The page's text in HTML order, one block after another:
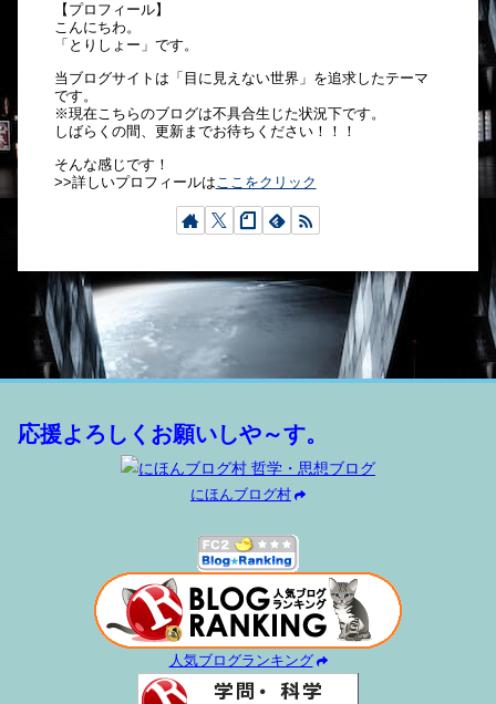
【プロフィール】
こんにちわ。
「とりしょー」です。
当ブログサイトは「目に見えない世界」を追求したテーマ
です。
※現在こちらのブログは不具合生じた状況下です。
しばらくの間、更新までお待ちください！！！
そんな感じです！
>>詳しいプロフィールは ここをクリック
応援よろしくお願いしや～す。
にほんブログ村
人気ブログランキング